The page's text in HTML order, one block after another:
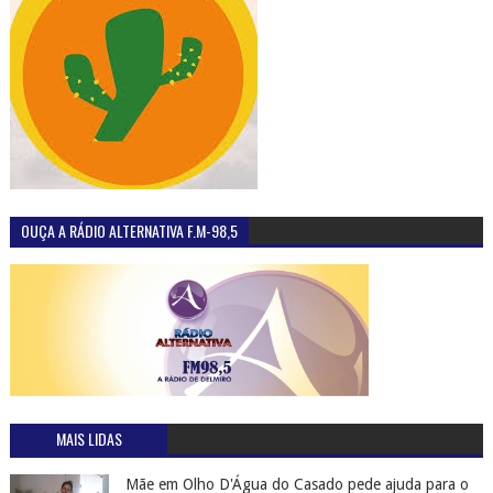
OUÇA A RÁDIO ALTERNATIVA F.M-98,5
MAIS LIDAS
Mãe em Olho D'Água do Casado pede ajuda para o